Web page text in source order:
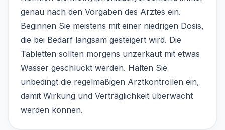
genau nach den Vorgaben des Arztes ein.
Beginnen Sie meistens mit einer niedrigen Dosis,
die bei Bedarf langsam gesteigert wird. Die
Tabletten sollten morgens unzerkaut mit etwas
Wasser geschluckt werden. Halten Sie
unbedingt die regelmäßigen Arztkontrollen ein,
damit Wirkung und Verträglichkeit überwacht
werden können.